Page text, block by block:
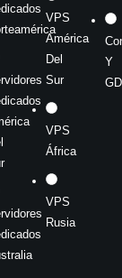
VPS
América
Del
Sur
VPS
África
VPS
Rusia
Y